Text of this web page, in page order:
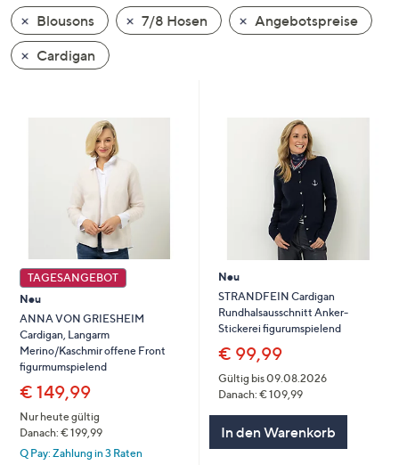
unten
oder
wischen
Sie
diese
anzuzeigen.
Blousons
7/8 Hosen
Angebotspreise
Cardigan
TAGESANGEBOT
Neu
ANNA VON GRIESHEIM
Cardigan, Langarm
Merino/Kaschmir offene Front
figurmumspielend
€ 149,99
Nur heute gültig
Danach: € 199,99
Q Pay: Zahlung in 3 Raten
Neu
STRANDFEIN Cardigan
Rundhalsausschnitt Anker-
Stickerei figurumspielend
€ 99,99
Gültig bis 09.08.2026
Danach: € 109,99
In den Warenkorb